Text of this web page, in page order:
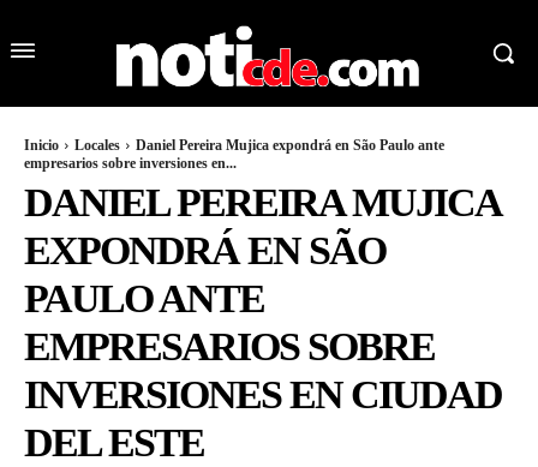
Inicio Locales
Daniel Pereira Mujica expondrá en São Paulo ante
empresarios sobre inversiones en...
DANIEL PEREIRA MUJICA
EXPONDRÁ EN SÃO
PAULO ANTE
EMPRESARIOS SOBRE
INVERSIONES EN CIUDAD
DEL ESTE